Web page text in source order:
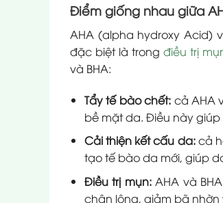
Điểm giống nhau giữa
AHA (alpha hydroxy Acid)
đặc biệt là trongđiều trị
và BHA:
Tẩy tế bào chết: cả AHA
bề mặt da. Điều này
Cải thiện kết cấu da:cả
tạo tế bào da mới, giúp
Điều trị mụn:AHA và
chân lông, giảm bã